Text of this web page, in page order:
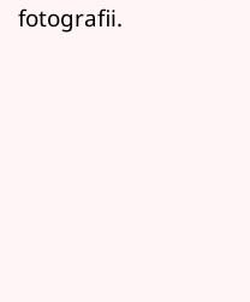
fotografii.